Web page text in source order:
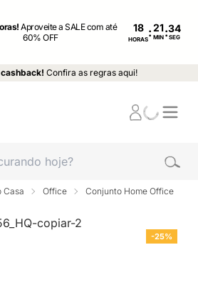
Aproveite a SALE com até
60% OFF
18
HORAS: MIN : SEG
cashback! Confira as regras aqui!
Casa Office Conjunto Home Office
-25%